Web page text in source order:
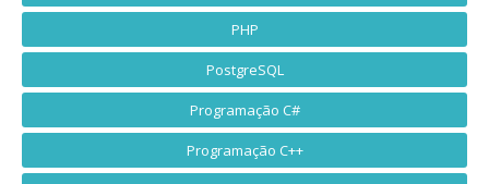
PHP
PostgreSQL
Programação C#
Programação C++